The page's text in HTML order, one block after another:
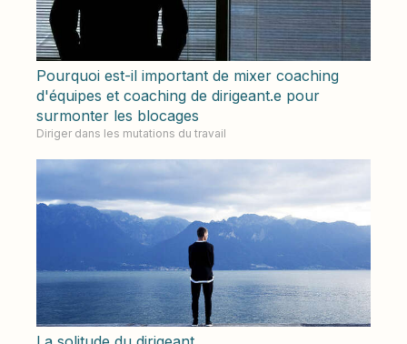
Pourquoi est-il important de mixer coaching
d'équipes et coaching de dirigeant.e pour
surmonter les blocages
Diriger dans les mutations du travail